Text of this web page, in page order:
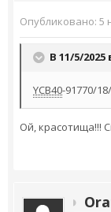
Опубликовано: 5
В 11/5/2025
YCB40-91770/
Ой, красотища!!!